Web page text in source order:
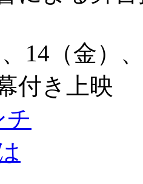
14（金）
付き上映